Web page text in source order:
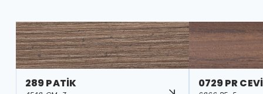
289 PATİK 0729 PR